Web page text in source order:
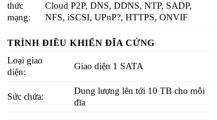
thức
mạng:
Cloud P2P, DNS, DDNS, NTP, SADP,
NFS, iSCSI, UPnP?, HTTPS, ONVIF
TRÌNH ĐIỀU KHIỂN ĐĨA CỨNG
Loại giao
diện:
Giao diện 1 SATA
Sức chứa:
Dung lượng lên tới 10 TB cho mỗi
đĩa